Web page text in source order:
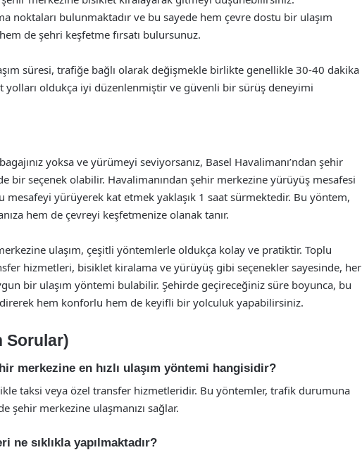
noktaları bulunmaktadır ve bu sayede hem çevre dostu bir ulaşım
de şehri keşfetme fırsatı bulursunuz.
süresi, trafiğe bağlı olarak değişmekle birlikte genellikle 30-40 dakika
yolları oldukça iyi düzenlenmiştir ve güvenli bir sürüş deneyimi
yoksa ve yürümeyi seviyorsanız, Basel Havalimanı’ndan şehir
bir seçenek olabilir. Havalimanından şehir merkezine yürüyüş mesafesi
mesafeyi yürüyerek kat etmek yaklaşık 1 saat sürmektedir. Bu yöntem,
hem de çevreyi keşfetmenize olanak tanır.
ulaşım, çeşitli yöntemlerle oldukça kolay ve pratiktir. Toplu
hizmetleri, bisiklet kiralama ve yürüyüş gibi seçenekler sayesinde, her
bir ulaşım yöntemi bulabilir. Şehirde geçireceğiniz süre boyunca, bu
hem konforlu hem de keyifli bir yolculuk yapabilirsiniz.
Sorular)
merkezine en hızlı ulaşım yöntemi hangisidir?
taksi veya özel transfer hizmetleridir. Bu yöntemler, trafik durumuna
şehir merkezine ulaşmanızı sağlar.
ne sıklıkla yapılmaktadır?